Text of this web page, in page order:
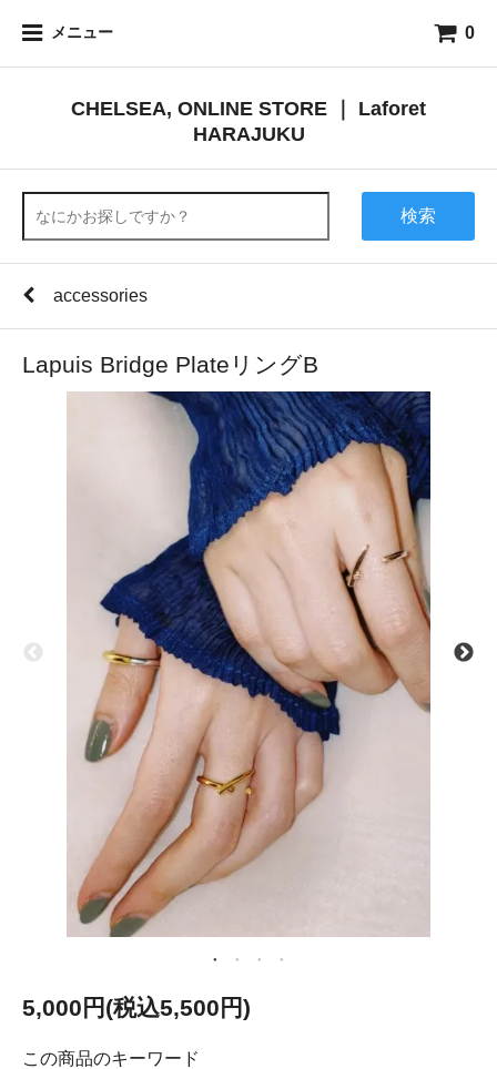
メニュー 0
CHELSEA, ONLINE STORE ｜ Laforet
HARAJUKU
検索
accessories
Lapuis Bridge PlateリングB
5,000円(税込5,500円)
この商品のキーワード